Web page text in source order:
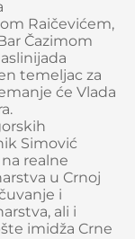
Raičevićem,
Čazimom
temeljac za
će Vlada
Simović
realne
u Crnoj
i
ali i
imidža Crne